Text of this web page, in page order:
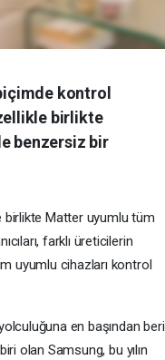
kontrol
birlikte
benzersiz bir
birlikte Matter uyumlu tüm
farklı üreticilerin
uyumlu cihazları kontrol
en başından beri
olan Samsung, bu yılın